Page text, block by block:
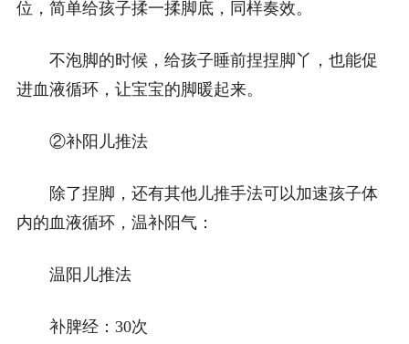
位，简单给孩子揉一揉脚底，同样奏效。
不泡脚的时候，给孩子睡前捏捏脚丫，也能促
进血液循环，让宝宝的脚暖起来。
②补阳儿推法
除了捏脚，还有其他儿推手法可以加速孩子体
内的血液循环，温补阳气：
温阳儿推法
补脾经：30次